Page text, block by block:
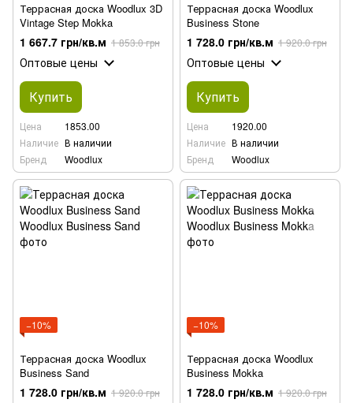
Террасная доска Woodlux 3D
Vintage Step Mokka
1 667.7 грн/кв.м 1 853.0 грн
Оптовые цены
Купить
Цена
1853.00
Наличие В наличии
Бренд
Woodlux
Террасная доска Woodlux
Business Stone
1 728.0 грн/кв.м 1 920.0 грн
Оптовые цены
Купить
Цена
1920.00
Наличие В наличии
Бренд
Woodlux
−10%
Террасная доска Woodlux
Business Sand
1 728.0 грн/кв.м 1 920.0 грн
−10%
Террасная доска Woodlux
Business Mokka
1 728.0 грн/кв.м 1 920.0 грн